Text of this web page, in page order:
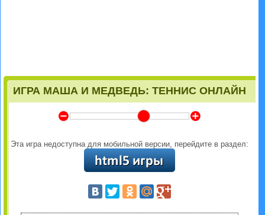
ИГРА МАША И МЕДВЕДЬ: ТЕННИС ОНЛАЙН
Y Z
Эта игра недоступна для мобильной версии, перейдите в раздел: